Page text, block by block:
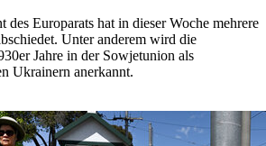
des Europarats hat in dieser Woche mehrere
Unter anderem wird die
Jahre in der Sowjetunion als
Ukrainern anerkannt.